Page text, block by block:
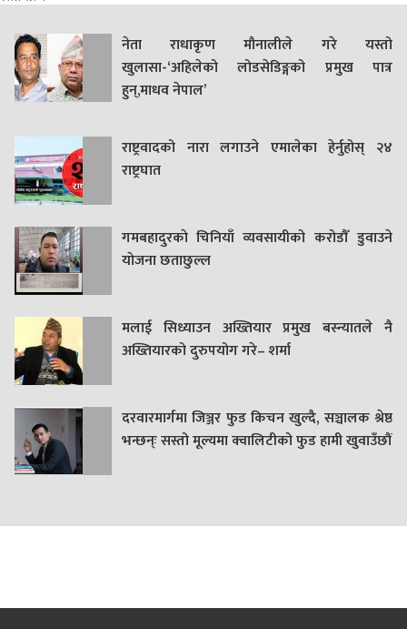
नेता राधाकृण मौनालीले गरे यस्तो
खुलासा-‘अहिलेको लोडसेडिङ्गको प्रमुख पात्र
हुन्,माधव नेपाल’
राष्ट्रवादको नारा लगाउने एमालेका हेर्नुहोस् २४
राष्ट्रघात
गमबहादुरकाे चिनियाँ व्यवसायीको करोडौँ डुवाउने
याेजना छताछुल्ल
मलाई सिध्याउन अख्तियार प्रमुख बस्न्यातले नै
अख्तियारको दुरुपयोग गरे– शर्मा
दरवारमार्गमा जिञ्जर फुड किचन खुल्दै, सञ्चालक श्रेष्ठ
भन्छन्ः सस्तो मूल्यमा क्वालिटीको फुड हामी खुवाउँछौं